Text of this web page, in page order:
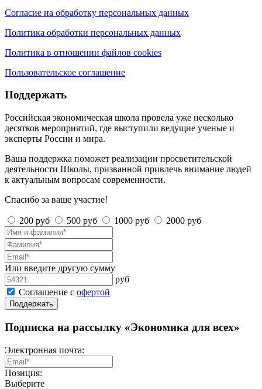
Согласие на обработку персональных данных
Политика обработки персональных данных
Политика в отношении файлов cookies
Пользовательское соглашение
Поддержать
Российская экономическая школа провела уже несколько
десятков мероприятий, где выступили ведущие ученые и
эксперты России и мира.
Ваша поддержка поможет реализации просветительской
деятельности Школы, призванной привлечь внимание людей
к актуальным вопросам современности.
Спасибо за ваше участие!
200 руб 500 руб 1000 руб 2000 руб
Или введите другую сумму
руб
Соглашение с офертой
Поддержать
Подписка на рассылку «Экономика для всех»
Электронная почта:
Позиция:
Выберите